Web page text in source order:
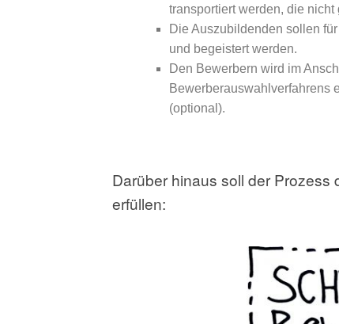
transportiert werden, die nicht
Die Auszubildenden sollen
und begeistert werden.
Den Bewerbern wird im
Bewerberauswahlverfahrens
(optional).
Darüber hinaus soll der
erfüllen: